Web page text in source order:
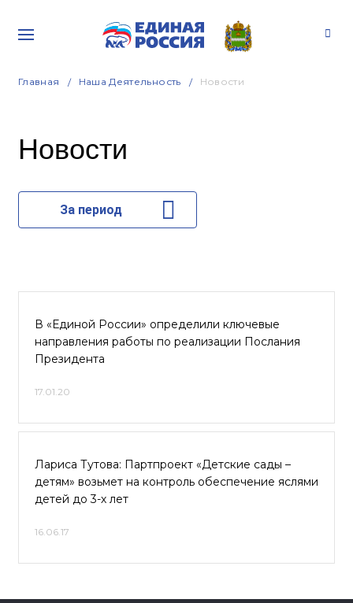
Главная Наша Деятельность Новости
Новости
За период
В «Единой России» определили ключевые
направления работы по реализации Послания
Президента
17.01.20
Лариса Тутова: Партпроект «Детские сады –
детям» возьмет на контроль обеспечение яслями
детей до 3-х лет
16.06.17